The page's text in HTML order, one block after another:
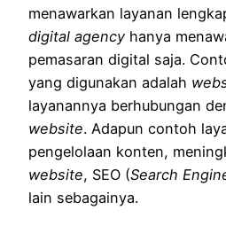
menawarkan layanan
digital agency hanya
pemasaran digital saja.
yang digunakan adalah
layanannya berhubungan
website. Adapun contoh
pengelolaan konten,
website, SEO (Search
lain sebagainya.